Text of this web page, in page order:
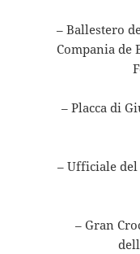
– Ballestero
Compania de
– Placca di
– Ufficiale
– Gran